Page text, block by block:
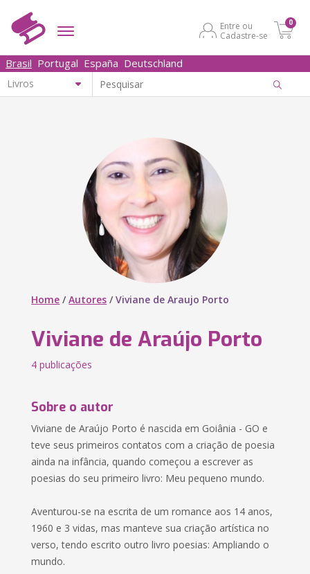
Entre ou
Cadastre-se
0
Brasil Portugal España Deutschland
Home /Autores /Viviane de Araujo Porto
Viviane de Araújo Porto
4 publicações
Sobre o autor
Viviane de Araújo Porto é nascida em Goiânia - GO e
teve seus primeiros contatos com a criação de poesia
ainda na infância, quando começou a escrever as
poesias do seu primeiro livro: Meu pequeno mundo.
Aventurou-se na escrita de um romance aos 14 anos,
1960 e 3 vidas, mas manteve sua criação artística no
verso, tendo escrito outro livro poesias: Ampliando o
mundo.